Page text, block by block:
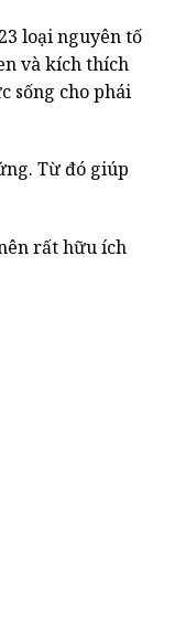
loại nguyên tố
và kích thích
sống cho phái
Từ đó giúp
rất hữu ích